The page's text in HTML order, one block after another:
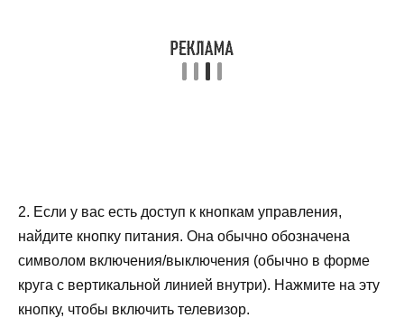
2. Если у вас есть доступ к кнопкам управления,
найдите кнопку питания. Она обычно обозначена
символом включения/выключения (обычно в форме
круга с вертикальной линией внутри). Нажмите на эту
кнопку, чтобы включить телевизор.